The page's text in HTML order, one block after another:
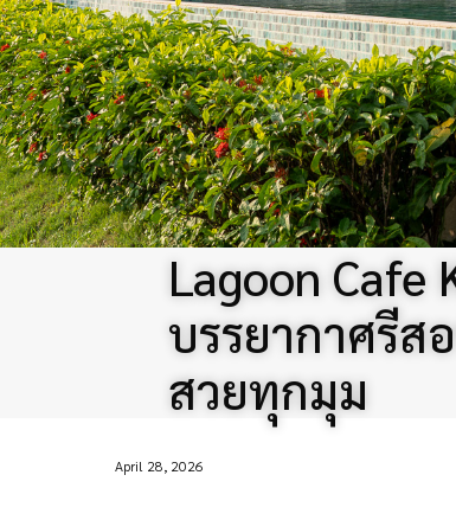
Lagoon Cafe
บรรยากาศรีส
สวยทุกมุม
April 28, 2026